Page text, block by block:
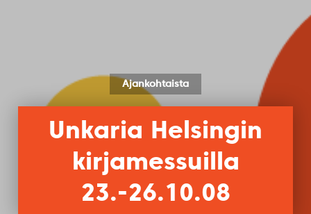
Ajankohtaista
Unkaria Helsingin
kirjamessuilla
23.-26.10.08